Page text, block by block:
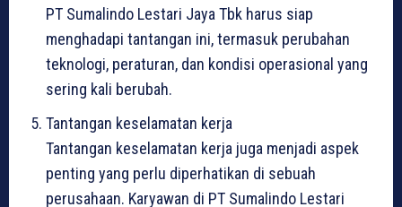
PT Sumalindo Lestari Jaya Tbk harus siap
menghadapi tantangan ini, termasuk perubahan
teknologi, peraturan, dan kondisi operasional yang
sering kali berubah.
Tantangan keselamatan kerja
Tantangan keselamatan kerja juga menjadi aspek
penting yang perlu diperhatikan di sebuah
perusahaan. Karyawan di PT Sumalindo Lestari